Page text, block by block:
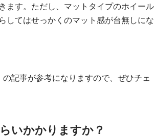
ます。ただし、マットタイプのホイール
してはせっかくのマット感が台無しにな
の記事が参考になりますので、ぜひチェ
いかかりますか？